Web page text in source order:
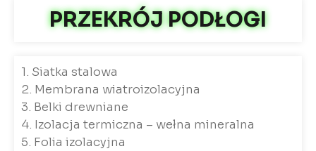
PRZEKRÓJ PODŁOGI
1. Siatka stalowa
2. Membrana wiatroizolacyjna
3. Belki drewniane
4. Izolacja termiczna – wełna mineralna
5. Folia izolacyjna